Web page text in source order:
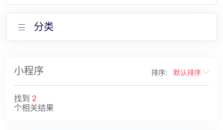
小程序 排序: 默认排序
找到 2
个相关结果
分类